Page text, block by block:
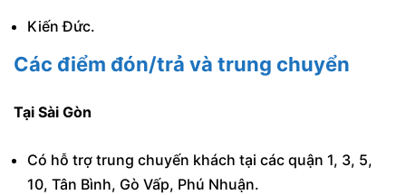
Kiến Đức.
Các điểm đón/trả và trung chuyển
Tại Sài Gòn
Có hỗ trợ trung chuyến khách tại các quận 1, 3, 5,
10, Tân Bình, Gò Vấp, Phú Nhuận.